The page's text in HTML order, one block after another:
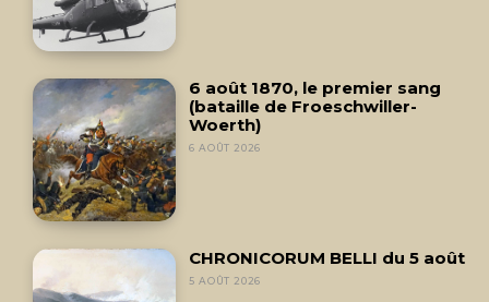
6 août 1870, le premier sang
(bataille de Froeschwiller-
Woerth)
6 AOÛT 2026
CHRONICORUM BELLI du 5 août
5 AOÛT 2026